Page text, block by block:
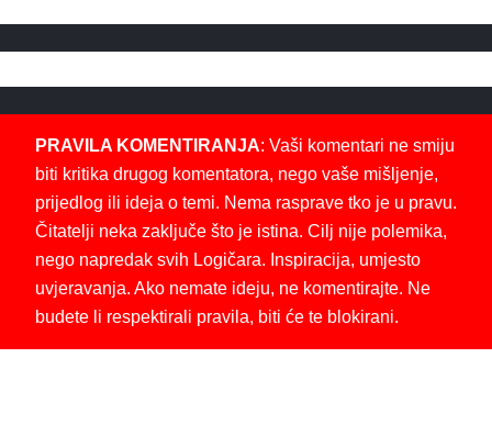
PRAVILA KOMENTIRANJA: Vaši komentari ne smiju
biti kritika drugog komentatora, nego vaše mišljenje,
prijedlog ili ideja o temi. Nema rasprave tko je u pravu.
Čitatelji neka zaključe što je istina. Cilj nije polemika,
nego napredak svih Logičara. Inspiracija, umjesto
uvjeravanja. Ako nemate ideju, ne komentirajte. Ne
budete li respektirali pravila, biti će te blokirani.